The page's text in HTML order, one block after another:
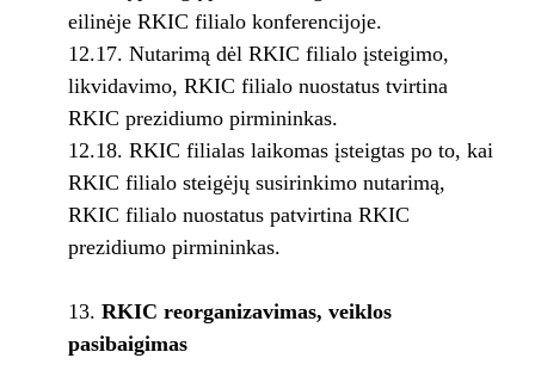
eilinėje RKIC filialo konferencijoje.
12.17. Nutarimą dėl RKIC filialo įsteigimo,
likvidavimo, RKIC filialo nuostatus tvirtina
RKIC prezidiumo pirmininkas.
12.18. RKIC filialas laikomas įsteigtas po to, kai
RKIC filialo steigėjų susirinkimo nutarimą,
RKIC filialo nuostatus patvirtina RKIC
prezidiumo pirmininkas.
RKIC reorganizavimas, veiklos
pasibaigimas